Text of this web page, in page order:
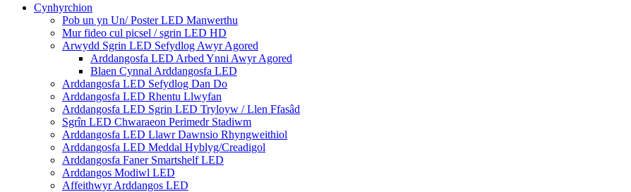
Cynhyrchion
Pob un yn Un/ Poster LED Manwerthu
Mur fideo cul picsel / sgrin LED HD
Arwydd Sgrin LED Sefydlog Awyr Agored
Arddangosfa LED Arbed Ynni Awyr Agored
Blaen Cynnal Arddangosfa LED
Arddangosfa LED Sefydlog Dan Do
Arddangosfa LED Rhentu Llwyfan
Arddangosfa LED Sgrin LED Tryloyw / Llen Ffasâd
Sgrîn LED Chwaraeon Perimedr Stadiwm
Arddangosfa LED Llawr Dawnsio Rhyngweithiol
Arddangosfa LED Meddal Hyblyg/Creadigol
Arddangosfa Faner Smartshelf LED
Arddangos Modiwl LED
Affeithwyr Arddangos LED